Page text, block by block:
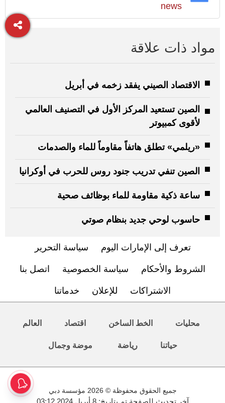
news
مواد ذات علاقة
الاقتصاد الصيني يفقد زخمه في أبريل
الصين تستعيد المركز الأول في التصنيف العالمي
لأقوى كمبيوتر
«ريلمي» تطلق هاتفاً مقاوماً للماء والصدمات
الصين تنفي تدريب جنود روس للحرب في أوكرانيا
ساعة ذكية مقاومة للماء بوظائف صحية
حاسوب لوحي جديد بنظام صوتي
تعرف إلى الإمارات اليوم سياسة التحرير
الشروط والأحكام سياسة الخصوصية اتصل بنا
الاشتراكات للإعلان خدماتنا
محليات الخط الساخن اقتصاد العالم
حياتنا رياضة موضة وجمال
جميع الحقوق محفوظة © 2026 مؤسسة دبي
آخر تحديث للصفحة تم بتاريخ: 8 أبريل 2024 03:12